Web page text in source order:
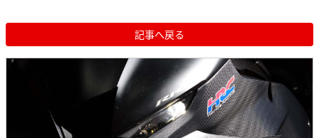
記事へ戻る